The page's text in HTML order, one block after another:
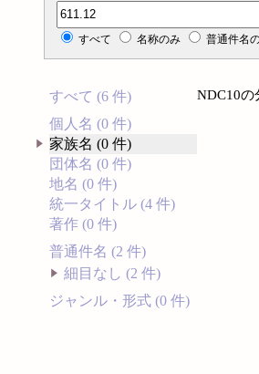
分類記号検索
すべて 名称のみ 普通件名
すべて (6 件)
個人名 (0 件)
家族名 (0 件)
団体名 (0 件)
地名 (0 件)
統一タイトル (4 件)
著作 (0 件)
普通件名 (2 件)
細目なし (2 件)
ジャンル・形式 (0 件)
NDC10の